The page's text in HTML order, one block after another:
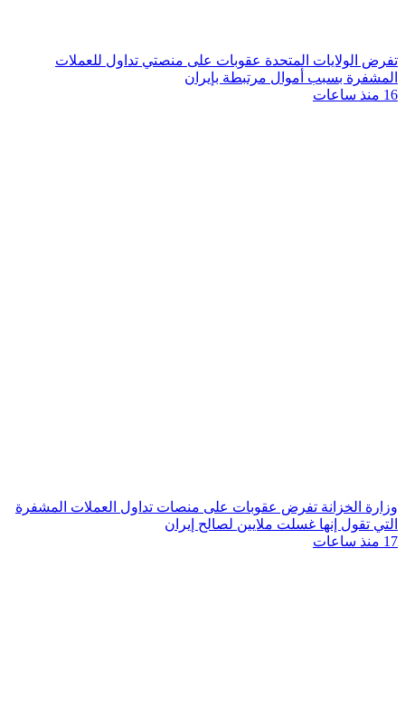
تفرض الولايات المتحدة عقوبات على منصتي تداول للعملات
المشفرة بسبب أموال مرتبطة بإيران
16 منذ ساعات
وزارة الخزانة تفرض عقوبات على منصات تداول العملات المشفرة
التي تقول إنها غسلت ملايين لصالح إيران
17 منذ ساعات